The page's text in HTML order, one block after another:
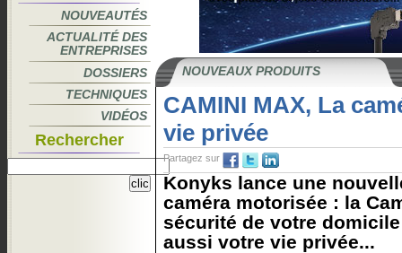
NOUVEAUTÉS
ACTUALITÉ DES
ENTREPRISES
DOSSIERS
TECHNIQUES
VIDÉOS
Rechercher
NOUVEAUX PRODUITS
CAMINI MAX, La
vie privée
Partagez sur
Konyks lance une
caméra motorisée : la
sécurité de votre
aussi votre vie privée...